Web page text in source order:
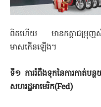
ពិតហើយ មានកត្តាជម្រុញ
មាសកើនឡើង។
ទី១ ការរំពឹងទុកនៃការកាត់ប
សហរដ្ឋអាមេរិក(Fed)